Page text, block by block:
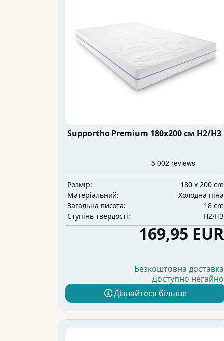
Supportho Premium 180x200 см H2/H3
Розмір:
180 x 200 cm
Матеріальний:
Холодна піна
Загальна висота:
18 cm
Ступінь твердості:
H2/H3
169,95 EUR
Безкоштовна доставка
Доступно негайно
Дізнайтеся більше